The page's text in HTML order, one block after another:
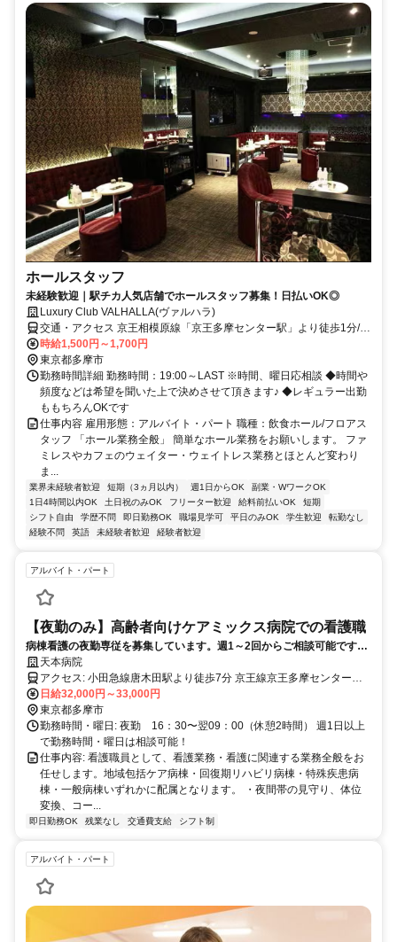
ホールスタッフ
未経験歓迎｜駅チカ人気店舗でホールスタッフ募集！日払いOK◎
Luxury Club VALHALLA(ヴァルハラ)
交通・アクセス 京王相模原線「京王多摩センター駅」より徒歩1分/小
田急多摩線「小田急多摩センター駅」より徒歩2分/各線「多摩センタ
ー駅」より徒歩3分
時給1,500円～1,700円
東京都多摩市
勤務時間詳細 勤務時間：19:00～LAST ※時間、曜日応相談 ◆時間や
頻度などは希望を聞いた上で決めさせて頂きます♪ ◆レギュラー出勤
ももちろんOKです
仕事内容 雇用形態：アルバイト・パート 職種：飲食ホール/フロアス
タッフ 「ホール業務全般」 簡単なホール業務をお願いします。 ファ
ミレスやカフェのウェイター・ウェイトレス業務とほとんど変わり
ま...
業界未経験者歓迎 短期（3ヵ月以内） 週1日からOK
副業・WワークOK
1日4時間以内OK
土日祝のみOK フリーター歓迎 給料前払いOK
短期
シフト自由
学歴不問 即日勤務OK 職場見学可 平日のみOK 学生歓迎
転勤なし
経験不問
英語 未経験者歓迎 経験者歓迎
アルバイト・パート
【夜勤のみ】高齢者向けケアミックス病院での看護職
病棟看護の夜勤専従を募集しています。週1～2回からご相談可能です。
ダブルワーク希望の方は事前にご相談ください。
天本病院
アクセス: 小田急線唐木田駅より徒歩7分 京王線京王多摩センター駅
より徒歩15分 モノレール多摩センター駅より徒歩15分 多摩南部地域
病院バス停より徒歩2分 マイカー通勤可（立体駐車場あり） バイク・
自転車通勤可（駐輪場あり）
日給32,000円～33,000円
東京都多摩市
勤務時間・曜日: 夜勤 16：30〜翌09：00（休憩2時間） 週1日以上
で勤務時間・曜日は相談可能！
仕事内容: 看護職員として、看護業務・看護に関連する業務全般をお
任せします。地域包括ケア病棟・回復期リハビリ病棟・特殊疾患病
棟・一般病棟いずれかに配属となります。 ・夜間帯の見守り、体位
変換、コー...
即日勤務OK 残業なし 交通費支給 シフト制
アルバイト・パート